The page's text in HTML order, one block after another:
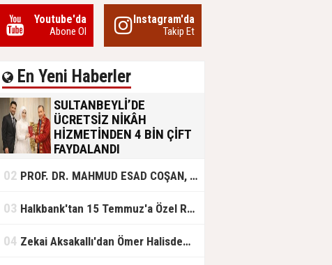
Youtube'da
Abone Ol
Instagram'da
Takip Et
En Yeni Haberler
SULTANBEYLİ’DE
ÜCRETSİZ NİKÂH
HİZMETİNDEN 4 BİN ÇİFT
FAYDALANDI
olan gençlere destek amacıyla
başlattığı ücretsiz nikâh hizmetini
başlattıklarını belirten Sultanbeyli
ücretsiz hizmet vermenin
02 PROF. DR. MAHMUD ESAD COŞAN, DOĞUMUNUN HİCRÎ 91. YILINDA ELAZIĞ'DA YÂD EDİLECEK
03 Halkbank'tan 15 Temmuz'a Özel Reklam Filmi: "İrade Bizim, Zafer Bizim"
04 Zekai Aksakallı'dan Ömer Halisdemir'e 'vefa' ziyareti!